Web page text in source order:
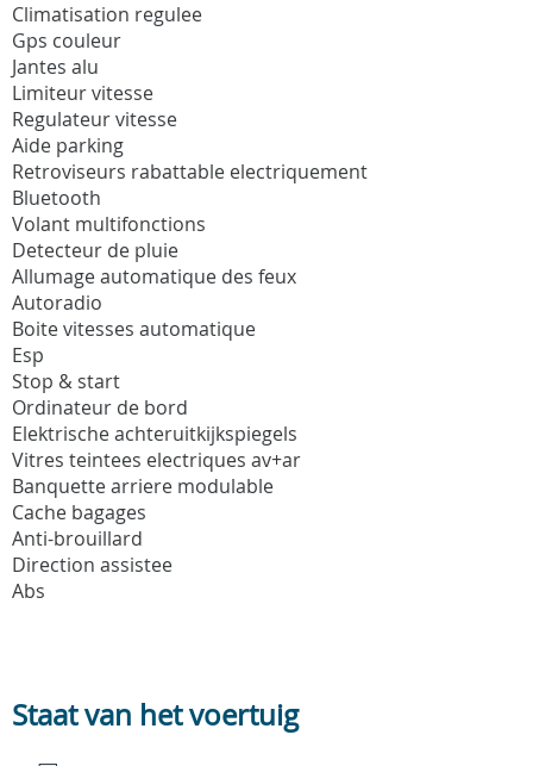
Climatisation regulee
Gps couleur
Jantes alu
Limiteur vitesse
Regulateur vitesse
Aide parking
Retroviseurs rabattable electriquement
Bluetooth
Volant multifonctions
Detecteur de pluie
Allumage automatique des feux
Autoradio
Boite vitesses automatique
Esp
Stop & start
Ordinateur de bord
Elektrische achteruitkijkspiegels
Vitres teintees electriques av+ar
Banquette arriere modulable
Cache bagages
Anti-brouillard
Direction assistee
Abs
Staat van het voertuig